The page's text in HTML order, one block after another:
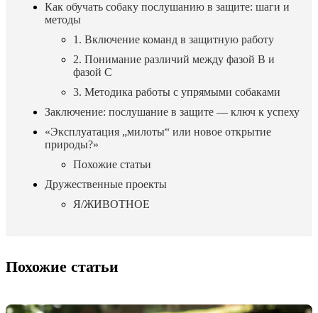
Как обучать собаку послушанию в защите: шаги и
методы
1. Включение команд в защитную работу
2. Понимание различий между фазой В и
фазой С
3. Методика работы с упрямыми собаками
Заключение: послушание в защите — ключ к успеху
«Эксплуатация „милоты“ или новое открытие
природы?»
Похожие статьи
Дружественные проекты
Я/ЖИВОТНОЕ
Похожие статьи